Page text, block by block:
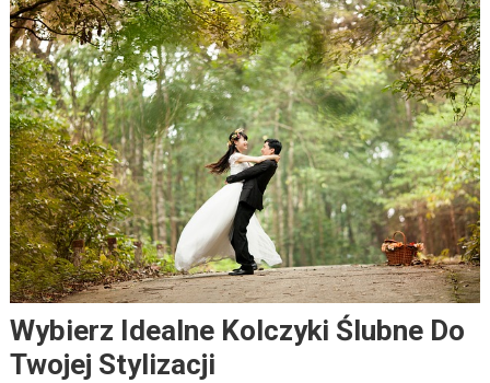
Wybierz Idealne Kolczyki Ślubne Do
Twojej Stylizacji